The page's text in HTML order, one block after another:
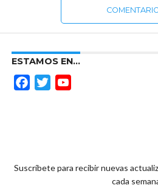
ESTAMOS EN…
FacebookTwitter
Suscríbete para recibir nuevas
cada